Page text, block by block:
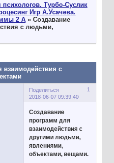
Турбо-Суслик
Игр А.Усачева.
2 А » Создавание
с людьми,
взаимодействия с
Поделиться
1
2018-06-07 09:39:40
Создавание
программ для
взаимодействия с
другими людьми,
явлениями,
объектами, вещами.